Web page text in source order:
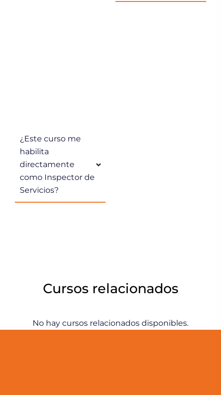
¿Este curso me
habilita
directamente
como Inspector de
Servicios?
Cursos relacionados
No hay cursos relacionados disponibles.